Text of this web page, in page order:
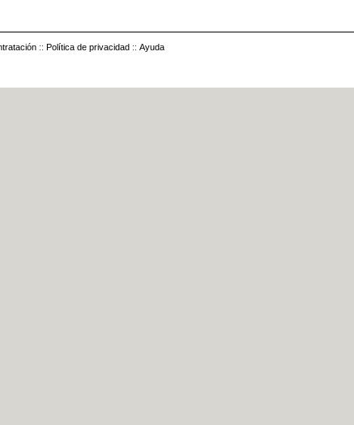
:: Política de privacidad :: Ayuda